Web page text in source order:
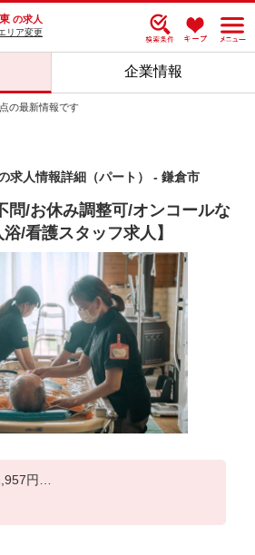
の求人
リア変更
企業情報
の最新情報です
求人情報詳細（パート） - 鎌倉市
問/お休み調整可/オンコールな
/看護スタッフ求人】
円
100円アップ！